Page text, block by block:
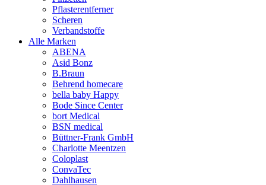
Pflasterentferner
Scheren
Verbandstoffe
Alle Marken
ABENA
Asid Bonz
B.Braun
Behrend homecare
bella baby Happy
Bode Since Center
bort Medical
BSN medical
Büttner-Frank GmbH
Charlotte Meentzen
Coloplast
ConvaTec
Dahlhausen